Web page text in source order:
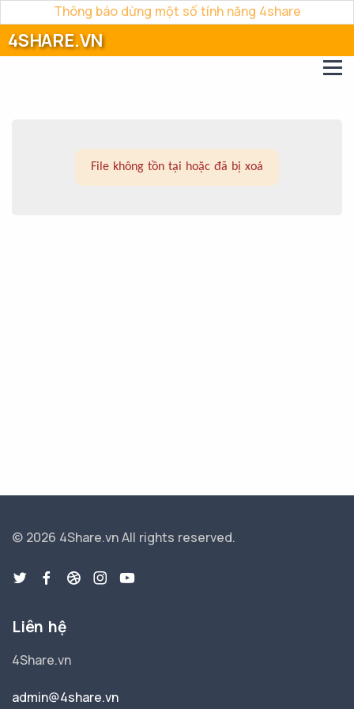
Thông báo dừng một số tính năng 4share
4SHARE.VN
File không tồn tại hoặc đã bị xoá
© 2026 4Share.vnAll rights reserved.
Liên hệ
4Share.vn
admin@4share.vn